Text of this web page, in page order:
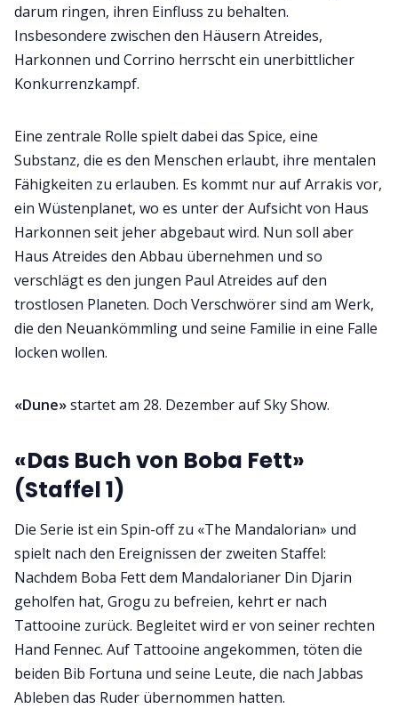
darum ringen, ihren Einfluss zu behalten.
Insbesondere zwischen den Häusern Atreides,
Harkonnen und Corrino herrscht ein unerbittlicher
Konkurrenzkampf.
Eine zentrale Rolle spielt dabei das Spice, eine
Substanz, die es den Menschen erlaubt, ihre mentalen
Fähigkeiten zu erlauben. Es kommt nur auf Arrakis vor,
ein Wüstenplanet, wo es unter der Aufsicht von Haus
Harkonnen seit jeher abgebaut wird. Nun soll aber
Haus Atreides den Abbau übernehmen und so
verschlägt es den jungen Paul Atreides auf den
trostlosen Planeten. Doch Verschwörer sind am Werk,
die den Neuankömmling und seine Familie in eine Falle
locken wollen.
«Dune»startet am 28. Dezember auf Sky Show.
«Das Buch von Boba Fett»
(Staffel 1)
Die Serie ist ein Spin-off zu «The Mandalorian» und
spielt nach den Ereignissen der zweiten Staffel:
Nachdem Boba Fett dem Mandalorianer Din Djarin
geholfen hat, Grogu zu befreien, kehrt er nach
Tattooine zurück. Begleitet wird er von seiner rechten
Hand Fennec. Auf Tattooine angekommen, töten die
beiden Bib Fortuna und seine Leute, die nach Jabbas
Ableben das Ruder übernommen hatten.